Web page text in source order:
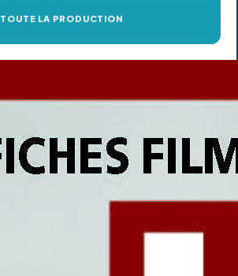
TOUTE LA PRODUCTION